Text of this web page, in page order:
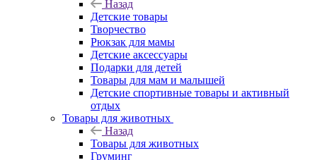
Назад
Детские товары
Творчество
Рюкзак для мамы
Детские аксессуары
Подарки для детей
Товары для мам и малышей
Детские спортивные товары и активный
отдых
Товары для животных
Назад
Товары для животных
Груминг